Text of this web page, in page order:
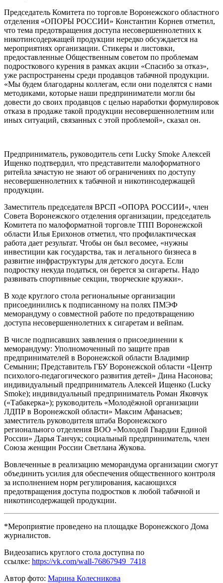
Председатель Комитета по торговле Воронежского областного
отделения «ОПОРЫ РОССИИ» Константин Корнев отметил,
что тема предотвращения доступа несовершеннолетних к
никотинсодержащей продукции нередко обсуждается на
мероприятиях организации. Стикеры и листовки,
предоставленные Общественным советом по проблемам
подросткового курения в рамках акции «Спасибо за отказ»,
уже распространены среди продавцов табачной продукции.
«Мы будем благодарны коллегам, если они поделятся с нами
методиками, которые наши предприниматели могли бы
довести до своих продавцов с целью наработки формулировок
отказа в продаже такой продукции несовершеннолетним или
иных ситуаций, связанных с этой проблемой», сказал он.
Предприниматель, руководитель сети Lucky Smoke Алексей
Ищенко подтвердил, что представители малоформатного
ритейла зачастую не знают об ограничениях по доступу
несовершеннолетних к табачной и никотинсодержащей
продукции.
Заместитель председателя ВРСП «ОПОРА РОССИИ», член
Совета Воронежского отделения организации, председатель
Комитета по малоформатной торговле ТПП Воронежской
области Илья Ерихонов отметил, что профилактическая
работа дает результат. Чтобы он был весомее, «нужны
инвестиции как государства, так и легального бизнеса в
развитие инфраструктуры для детского досуга. Если
подростку некуда податься, он берется за сигареты. Надо
развивать спортивные секции, творческие кружки».
В ходе круглого стола региональные организации
присоединились к подписанному на полях ПМЭФ
меморандуму о совместной работе по предотвращению
доступа несовершеннолетних к сигаретам и вейпам.
В числе подписавших заявления о присоединении к
меморандуму: Уполномоченный по защите прав
предпринимателей в Воронежской области Владимир
Семынин; Представитель ГБУ Воронежской области «Центр
психолого-педагогического развития детей» Дина Насонова;
индивидуальный предприниматель Алексей Ищенко (Lucky
Smoke); индивидуальный предприниматель Роман Яковчук
(«Табакерка»); руководитель «Молодёжной организации
ЛДПР в Воронежской области» Максим Афанасьев;
заместитель руководителя штаба Воронежского
регионального отделения ВОО «Молодой Гвардии Единой
России» Дарья Танчук; социальный предприниматель, член
Союза женщин России Светлана Жукова.
Вовлеченные в реализацию меморандума организации смогут
объединить усилия для обеспечения общественного контроля
за исполнением норм регулирования, касающихся
предотвращения доступа подростков к любой табачной и
никотинсодержащей продукции.
*Мероприятие проведено на площадке Воронежского Дома
журналистов.
Видеозапись круглого стола доступна по
ссылке: https://vk.com/wall-76867949_7418
Автор фото: Марина Колесникова